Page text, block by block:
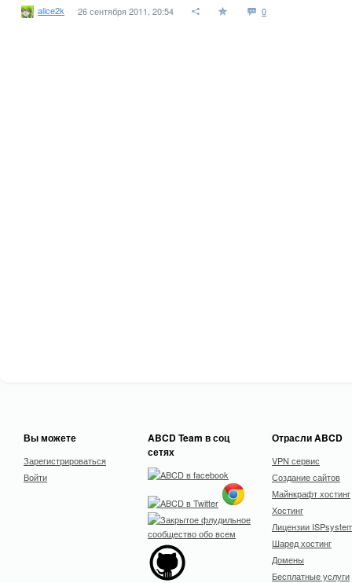
alice2k 26 сентября 2011, 20:54 0
Вы можете
Зарегистрироваться
Войти
ABCD Team в соц
сетях
Отрасли ABCD
VPN сервис
Создание сайтов
Майнкрафт хостинг
Хостинг
Лицензии
Шаред хостинг
Домены
Бесплатные услуги